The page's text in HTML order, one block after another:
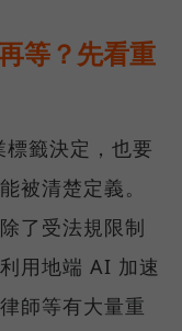
等？先看重
籤決定，也要
被清楚定義。
了受法規限制
用地端 AI 加速
師等有大量重